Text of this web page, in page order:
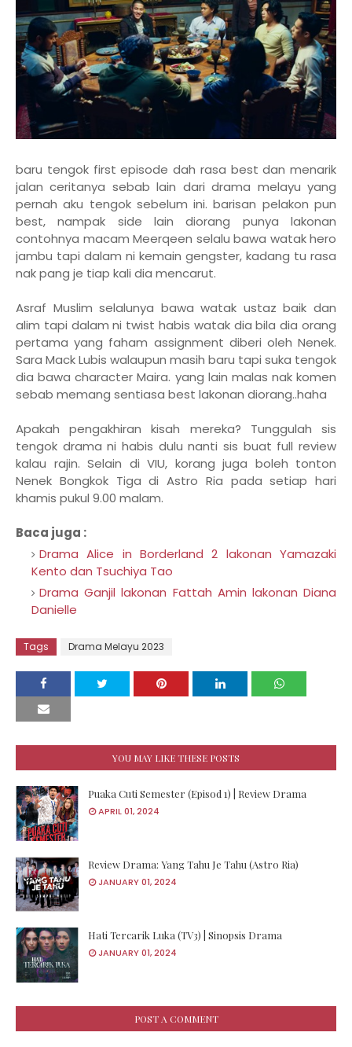
baru tengok first episode dah rasa best dan menarik
jalan ceritanya sebab lain dari drama melayu yang
pernah aku tengok sebelum ini. barisan pelakon pun
best, nampak side lain diorang punya lakonan
contohnya macam Meerqeen selalu bawa watak hero
jambu tapi dalam ni kemain gengster, kadang tu rasa
nak pang je tiap kali dia mencarut.
Asraf Muslim selalunya bawa watak ustaz baik dan
alim tapi dalam ni twist habis watak dia bila dia orang
pertama yang faham assignment diberi oleh Nenek.
Sara Mack Lubis walaupun masih baru tapi suka tengok
dia bawa character Maira. yang lain malas nak komen
sebab memang sentiasa best lakonan diorang..haha
Apakah pengakhiran kisah mereka? Tunggulah sis
tengok drama ni habis dulu nanti sis buat full review
kalau rajin. Selain di VIU, korang juga boleh tonton
Nenek Bongkok Tiga di Astro Ria pada setiap hari
khamis pukul 9.00 malam.
Baca juga :
Drama Alice in Borderland 2 lakonan Yamazaki
Kento dan Tsuchiya Tao
Drama Ganjil lakonan Fattah Amin lakonan Diana
Danielle
Tags Drama Melayu 2023
YOU MAY LIKE THESE POSTS
Puaka Cuti Semester (Episod 1) | Review Drama
APRIL 01, 2024
Review Drama: Yang Tahu Je Tahu (Astro Ria)
JANUARY 01, 2024
Hati Tercarik Luka (TV3) | Sinopsis Drama
JANUARY 01, 2024
POST A COMMENT